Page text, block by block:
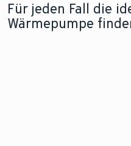
Für jeden Fall die
Wärmepumpe